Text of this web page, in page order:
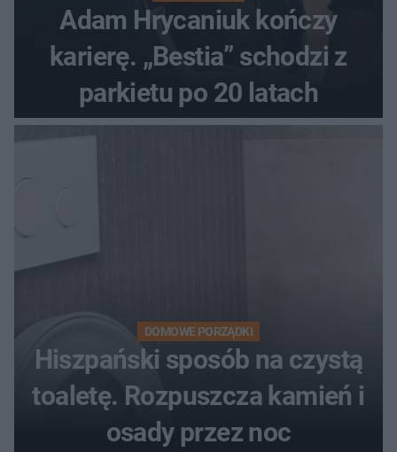
Adam Hrycaniuk kończy
karierę. „Bestia” schodzi z
parkietu po 20 latach
DOMOWE PORZĄDKI
Hiszpański sposób na czystą
toaletę. Rozpuszcza kamień i
osady przez noc